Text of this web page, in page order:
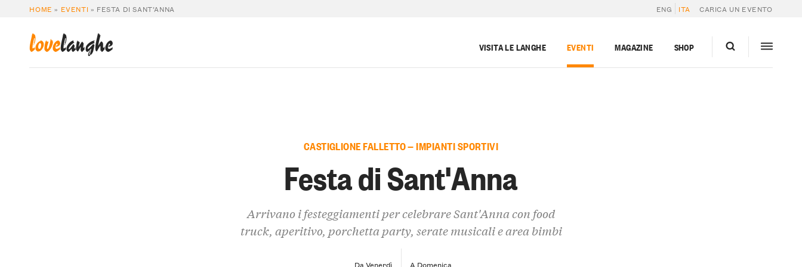
HOME » EVENTI » FESTA DI SANT’ANNA ENG ITA CARICA UN EVENTO
lovelanghe VISITA LE LANGHE EVENTI MAGAZINE SHOP
CASTIGLIONE FALLETTO — IMPIANTI SPORTIVI
Festa di Sant'Anna
Arrivano i festeggiamenti per celebrare Sant'Anna con food
truck, aperitivo, porchetta party, serate musicali e area bimbi
Da Venerdì A Domenica